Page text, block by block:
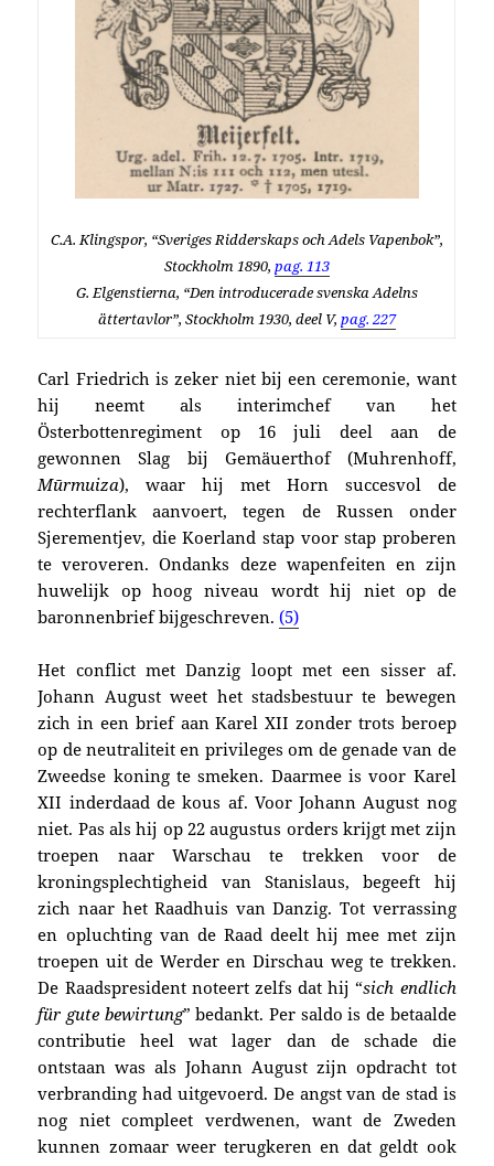
C.A. Klingspor, “Sveriges Ridderskaps och Adels Vapenbok”,
Stockholm 1890, pag. 113
G. Elgenstierna, “Den introducerade svenska Adelns
ättertavlor”, Stockholm 1930, deel V, pag. 227
Carl Friedrich is zeker niet bij een ceremonie, want
hij neemt als interimchef van het
Österbottenregiment op 16 juli deel aan de
gewonnen Slag bij Gemäuerthof (Muhrenhoff,
Mūrmuiza), waar hij met Horn succesvol de
rechterflank aanvoert, tegen de Russen onder
Sjerementjev, die Koerland stap voor stap proberen
te veroveren. Ondanks deze wapenfeiten en zijn
huwelijk op hoog niveau wordt hij niet op de
baronnenbrief bijgeschreven.(5)
Het conflict met Danzig loopt met een sisser af.
Johann August weet het stadsbestuur te bewegen
zich in een brief aan Karel XII zonder trots beroep
op de neutraliteit en privileges om de genade van de
Zweedse koning te smeken. Daarmee is voor Karel
XII inderdaad de kous af. Voor Johann August nog
niet. Pas als hij op 22 augustus orders krijgt met zijn
troepen naar Warschau te trekken voor de
kroningsplechtigheid van Stanislaus, begeeft hij
zich naar het Raadhuis van Danzig. Tot verrassing
en opluchting van de Raad deelt hij mee met zijn
troepen uit de Werder en Dirschau weg te trekken.
De Raadspresident noteert zelfs dat hij “sich endlich
für gute bewirtung” bedankt. Per saldo is de betaalde
contributie heel wat lager dan de schade die
ontstaan was als Johann August zijn opdracht tot
verbranding had uitgevoerd. De angst van de stad is
nog niet compleet verdwenen, want de Zweden
kunnen zomaar weer terugkeren en dat geldt ook